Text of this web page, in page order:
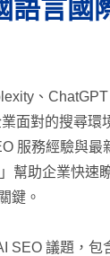
語言國
、
面對的搜尋
服務經驗與
幫助企業快
鍵。
SEO 議題，